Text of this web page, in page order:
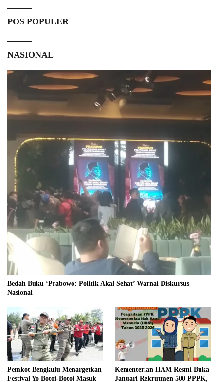
POS POPULER
NASIONAL
Bedah Buku ‘Prabowo: Politik Akal Sehat’ Warnai Diskursus
Nasional
Pemkot Bengkulu Menargetkan
Festival Yo Botoi-Botoi Masuk
Kementerian HAM Resmi Buka
Januari Rekrutmen 500 PPPK,